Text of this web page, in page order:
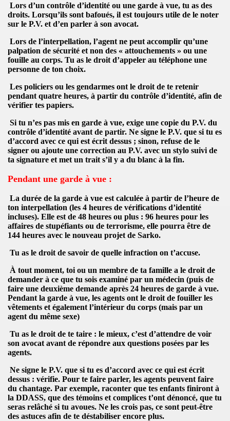
Lors d’un contrôle d’identité ou une garde à vue, tu as des
droits. Lorsqu’ils sont bafoués, il est toujours utile de le noter
sur le P.V. et d’en parler à son avocat.
Lors de l’interpellation, l’agent ne peut accomplir qu’une
palpation de sécurité et non des « attouchements » ou une
fouille au corps. Tu as le droit d’appeler au téléphone une
personne de ton choix.
Les policiers ou les gendarmes ont le droit de te retenir
pendant quatre heures, à partir du contrôle d’identité, afin de
vérifier tes papiers.
Si tu n’es pas mis en garde à vue, exige une copie du P.V. du
contrôle d’identité avant de partir. Ne signe le P.V. que si tu es
d’accord avec ce qui est écrit dessus ; sinon, refuse de le
signer ou ajoute une correction au P.V. avec un stylo suivi de
ta signature et met un trait s’il y a du blanc à la fin.
Pendant une garde à vue :
La durée de la garde à vue est calculée à partir de l’heure de
ton interpellation (les 4 heures de vérifications d’identité
incluses). Elle est de 48 heures ou plus : 96 heures pour les
affaires de stupéfiants ou de terrorisme, elle pourra être de
144 heures avec le nouveau projet de Sarko.
Tu as le droit de savoir de quelle infraction on t’accuse.
À tout moment, toi ou un membre de ta famille a le droit de
demander à ce que tu sois examiné par un médecin (puis de
faire une deuxième demande après 24 heures de garde à vue.
Pendant la garde à vue, les agents ont le droit de fouiller les
vêtements et également l’intérieur du corps (mais par un
agent du même sexe)
Tu as le droit de te taire : le mieux, c’est d’attendre de voir
son avocat avant de répondre aux questions posées par les
agents.
Ne signe le P.V. que si tu es d’accord avec ce qui est écrit
dessus : vérifie. Pour te faire parler, les agents peuvent faire
du chantage. Par exemple, raconter que tes enfants finiront à
la DDASS, que des témoins et complices t’ont dénoncé, que tu
seras relâché si tu avoues. Ne les crois pas, ce sont peut-être
des astuces afin de te déstabiliser encore plus.
mai 2011